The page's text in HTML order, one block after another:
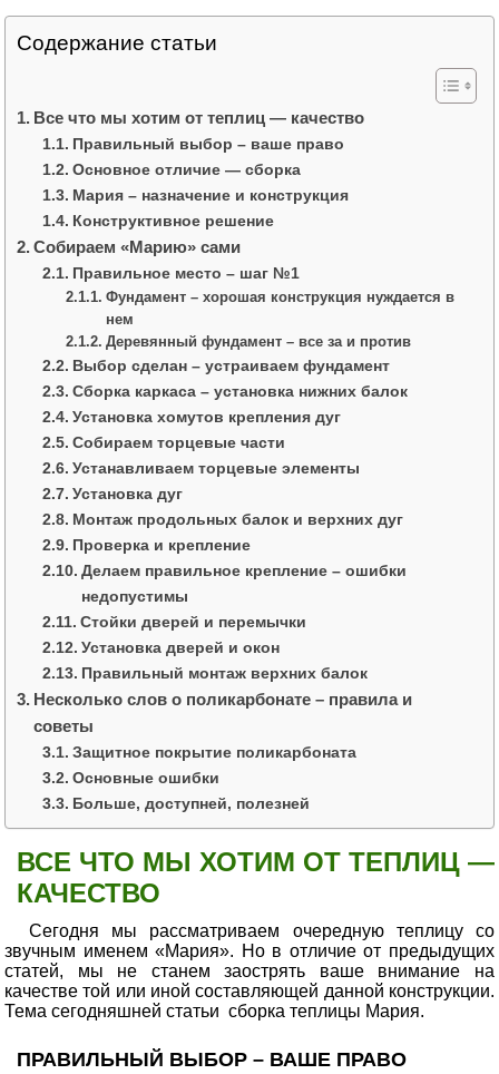
Содержание статьи
Все что мы хотим от теплиц — качество
Правильный выбор – ваше право
Основное отличие — сборка
Мария – назначение и конструкция
Конструктивное решение
Собираем «Марию» сами
Правильное место – шаг №1
Фундамент – хорошая конструкция нуждается в
нем
Деревянный фундамент – все за и против
Выбор сделан – устраиваем фундамент
Сборка каркаса – установка нижних балок
Установка хомутов крепления дуг
Собираем торцевые части
Устанавливаем торцевые элементы
Установка дуг
Монтаж продольных балок и верхних дуг
Проверка и крепление
Делаем правильное крепление – ошибки
недопустимы
Стойки дверей и перемычки
Установка дверей и окон
Правильный монтаж верхних балок
Несколько слов о поликарбонате – правила и
советы
Защитное покрытие поликарбоната
Основные ошибки
Больше, доступней, полезней
ВСЕ ЧТО МЫ ХОТИМ ОТ ТЕПЛИЦ —
КАЧЕСТВО
Сегодня мы рассматриваем очередную теплицу со
звучным именем «Мария». Но в отличие от предыдущих
статей, мы не станем заострять ваше внимание на
качестве той или иной составляющей данной конструкции.
Тема сегодняшней статьи сборка теплицы Мария.
ПРАВИЛЬНЫЙ ВЫБОР – ВАШЕ ПРАВО